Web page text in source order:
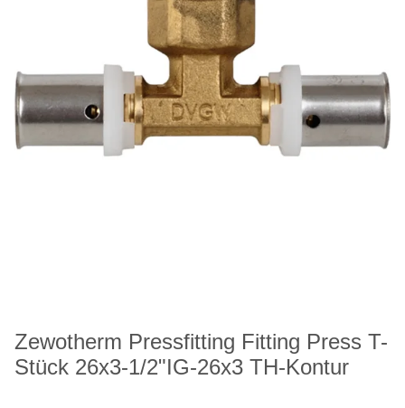
Zewotherm Pressfitting Fitting Press T-
Stück 26x3-1/2"IG-26x3 TH-Kontur